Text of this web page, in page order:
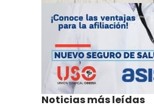
Noticias más leídas